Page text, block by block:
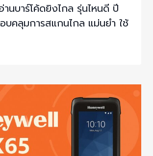
านบาร์โค้ดยิงไกล รุ่นไหนดี ปี
บคลุมการสแกนไกล แม่นยำ ใช้